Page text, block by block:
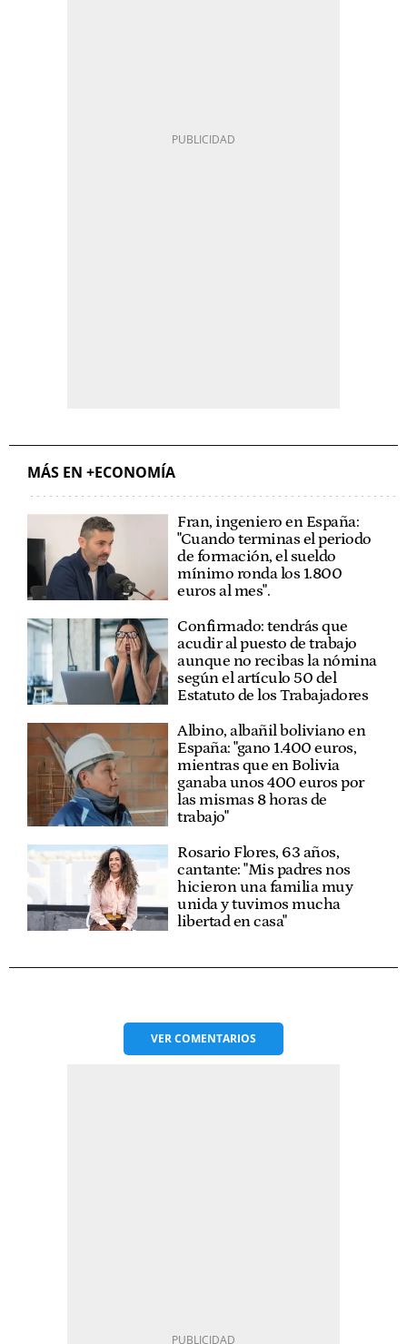
MÁS EN +ECONOMÍA
Fran, ingeniero en España:
"Cuando terminas el periodo
de formación, el sueldo
mínimo ronda los 1.800
euros al mes".
Confirmado: tendrás que
acudir al puesto de trabajo
aunque no recibas la nómina
según el artículo 50 del
Estatuto de los Trabajadores
Albino, albañil boliviano en
España: "gano 1.400 euros,
mientras que en Bolivia
ganaba unos 400 euros por
las mismas 8 horas de
trabajo"
Rosario Flores, 63 años,
cantante: "Mis padres nos
hicieron una familia muy
unida y tuvimos mucha
libertad en casa"
VERCOMENTARIOS